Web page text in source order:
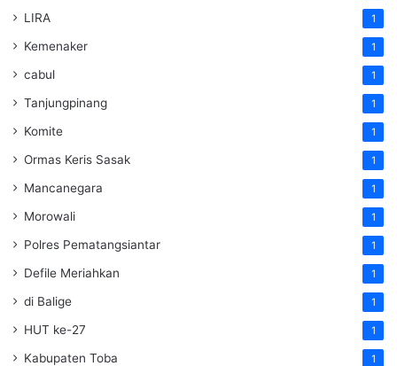
LIRA 1
Kemenaker 1
cabul 1
Tanjungpinang 1
Komite 1
Ormas Keris Sasak 1
Mancanegara 1
Morowali 1
Polres Pematangsiantar 1
Defile Meriahkan 1
di Balige 1
HUT ke-27 1
Kabupaten Toba 1